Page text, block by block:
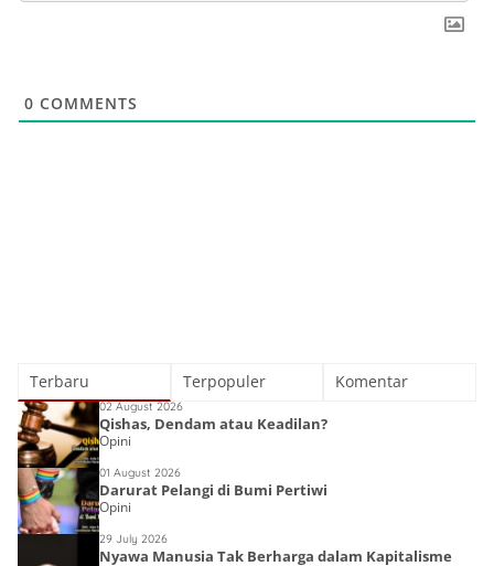
0 COMMENTS
Terbaru Terpopuler Komentar
02 August 2026
Qishas, Dendam atau Keadilan?
Opini
01 August 2026
Darurat Pelangi di Bumi Pertiwi
Opini
29 July 2026
Nyawa Manusia Tak Berharga dalam Kapitalisme